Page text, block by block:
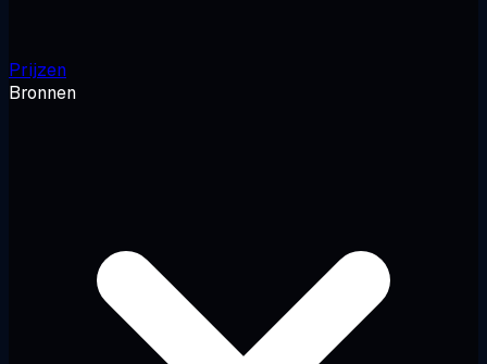
Prijzen
Bronnen